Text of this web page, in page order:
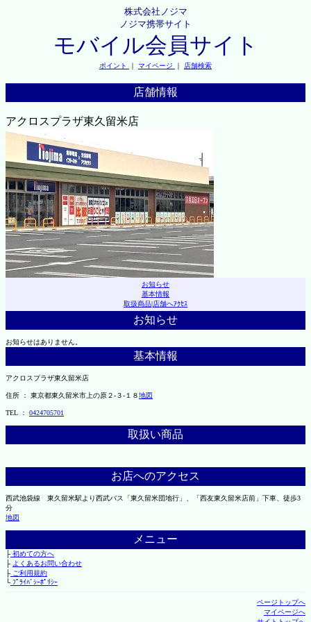
株式会社ノジマ
ノジマ携帯サイト
モバイル会員サイト
ポイント ｜ マイページ ｜ 店舗検索
店舗情報
アクロスプラザ東久留米店
お知らせ
基本情報
取扱商品|店舗へｱｸｾｽ
お知らせ
お知らせはありません。
基本情報
アクロスプラザ東久留米店
住所 ： 東京都東久留米市上の原２-３-１８地図
TEL ： 0424705701
取扱い商品
お店へのアクセス
西武池袋線 東久留米駅より西武バス「東久留米団地行」、「西友東久留米店前」下車、徒歩3
分
地図
メニュー
├初めての方へ
├ よくあるお問い合わせ
├ご利用規約
└ﾌﾟﾗｲﾊﾞｼｰﾎﾟﾘｼｰ
ページトップへ
マイページへ